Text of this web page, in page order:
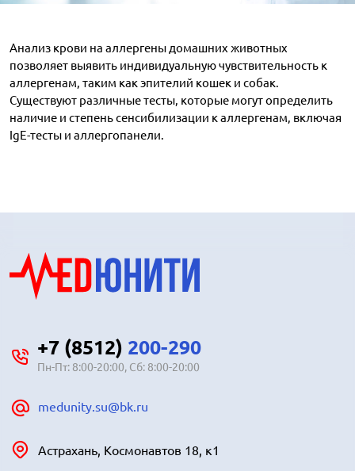
Анализ крови на аллергены домашних животных
позволяет выявить индивидуальную чувствительность к
аллергенам, таким как эпителий кошек и собак.
Существуют различные тесты, которые могут определить
наличие и степень сенсибилизации к аллергенам, включая
IgE-тесты и аллергопанели.
+7 (8512) 200-290
Пн-Пт: 8:00-20:00, Сб: 8:00-20:00
medunity.su@bk.ru
Астрахань, Космонавтов 18, к1